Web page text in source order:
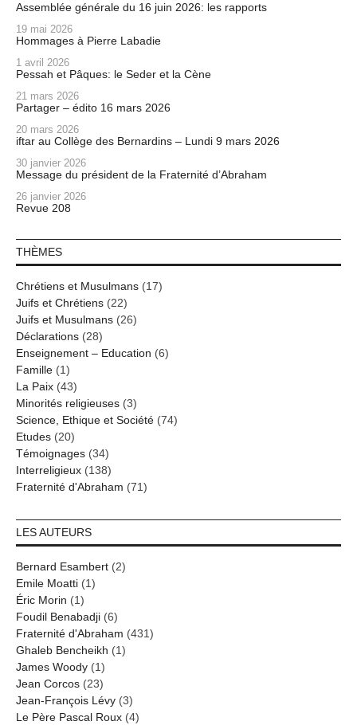
Assemblée générale du 16 juin 2026: les rapports
19 mai 2026
Hommages à Pierre Labadie
1 avril 2026
Pessah et Pâques: le Seder et la Cène
21 mars 2026
Partager – édito 16 mars 2026
20 mars 2026
iftar au Collège des Bernardins – Lundi 9 mars 2026
30 janvier 2026
Message du président de la Fraternité d’Abraham
26 janvier 2026
Revue 208
THÈMES
Chrétiens et Musulmans (17)
Juifs et Chrétiens (22)
Juifs et Musulmans (26)
Déclarations (28)
Enseignement – Education (6)
Famille (1)
La Paix (43)
Minorités religieuses (3)
Science, Ethique et Société (74)
Etudes (20)
Témoignages (34)
Interreligieux (138)
Fraternité d'Abraham (71)
LES AUTEURS
Bernard Esambert (2)
Emile Moatti (1)
Éric Morin (1)
Foudil Benabadji (6)
Fraternité d'Abraham (431)
Ghaleb Bencheikh (1)
James Woody (1)
Jean Corcos (23)
Jean-François Lévy (3)
Le Père Pascal Roux (4)